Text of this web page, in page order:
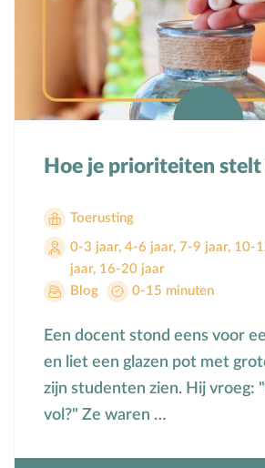
Lichamelijke ontwikkeling
Meerbegaafd/hoogbegaafd
Mensbeeld
Moeder-kindrelatie
Natuur
Oud & Nieuw
Ouderschap
Pasen
Pinksteren
Pleeggezin
Probleemgedrag
S
School
Hoe je prioriteiten stelt
Toerusting
0-3 jaar, 4-6 jaar, 7-9 jaar, 10-
jaar, 16-20 jaar
Blog
0-15 minuten
Een docent stond eens voor
en liet een glazen pot met
zijn studenten zien. Hij vroeg:
vol?" Ze waren …